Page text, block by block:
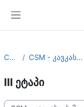
Courses CSM - კავკასიის მედიის სკოლა
III ეტაპი